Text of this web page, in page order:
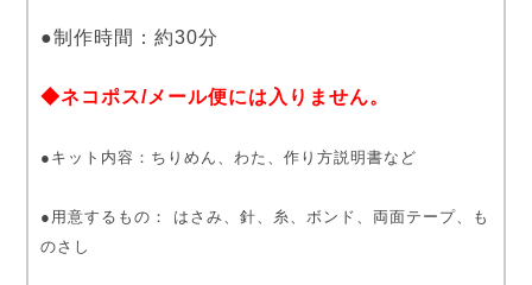
●制作時間：約30分
◆ネコポス/メール便には入りません。
●キット内容：ちりめん、わた、作り方説明書など
●用意するもの： はさみ、針、糸、ボンド、両面テープ、も
のさし